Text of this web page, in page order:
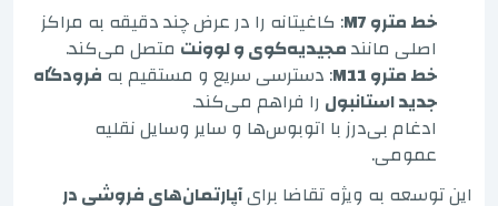
خط مترو M7
: کاغیتانه را در عرض چند دقیقه به مراکز
اصلی مانندمجیدیه‌کوی و لوونت متصل می‌کند.
خط مترو M11
: دسترسی سریع و مستقیم به فرودگاه
جدید استانبول را فراهم می‌کند.
ادغام بی‌درز با اتوبوس‌ها و سایر وسایل نقلیه
عمومی.
این توسعه به ویژه تقاضا برایآپارتمان‌های فروشی در